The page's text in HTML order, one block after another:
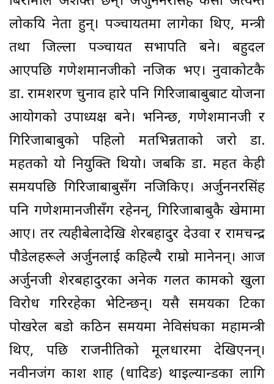
लोकप्रिय नेता हुन्। पञ्चायतमा लागेका थिए, मन्त्री
तथा जिल्ला पञ्चायत सभापति बने। बहुदल
आएपछि गणेशमानजीको नजिक भए। नुवाकोटकै
डा. रामशरण चुनाव हारे पनि गिरिजाबाबुबाट योजना
आयोगको उपाध्यक्ष बने। भनिन्छ, गणेशमानजी र
गिरिजाबाबुको पहिलो मतभिन्नताको जरो डा.
महतको यो नियुक्ति थियो। जबकि डा. महत केही
समयपछि गिरिजाबाबुसँग नजिकिए। अर्जुननरसिंह
पनि गणेशमानजीसँग रहेनन्, गिरिजाबाबुकै खेमामा
आए। तर त्यहीबेलादेखि शेरबहादुर देउवा र रामचन्द्र
पौडेलहरूले अर्जुनलाई कहिल्यै राम्रो मानेनन्। आज
अर्जुनजी शेरबहादुरका अनेक गलत कामको खुला
विरोध गरिरहेका भेटिन्छन्। यसै समयका टिका
पोखरेल बडो कठिन समयमा नेविसंघका महामन्त्री
थिए, पछि राजनीतिको मूलधारमा देखिएनन्।
नवीनजंग प्रकाश शाह (धादिङ) थाइल्यान्डका लागि